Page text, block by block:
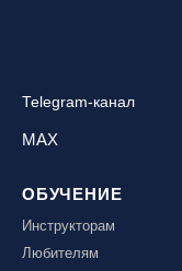
Telegram-канал
MAX
ОБУЧЕНИЕ
Инструкторам
Любителям